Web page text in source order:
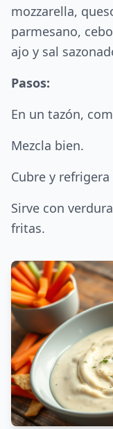
mozzarella,
parmesano,
ajo y sal
Pasos:
En un tazón,
Mezcla bien.
Cubre y
Sirve con
fritas.